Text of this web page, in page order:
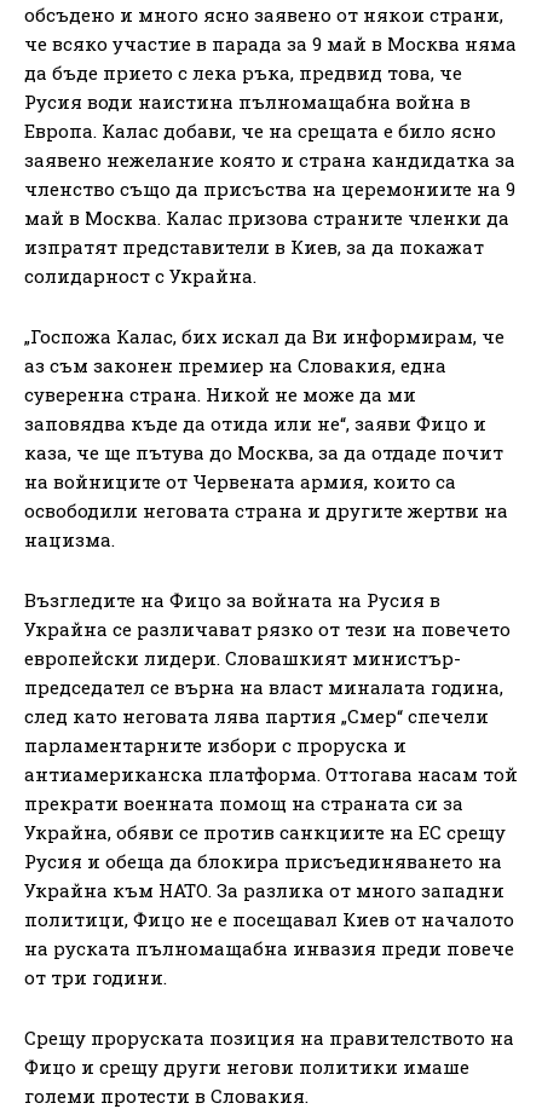
обсъдено и много ясно заявено от някои страни,
че всяко участие в парада за 9 май в Москва няма
да бъде прието с лека ръка, предвид това, че
Русия води наистина пълномащабна война в
Европа. Калас добави, че на срещата е било ясно
заявено нежелание която и страна кандидатка за
членство също да присъства на церемониите на 9
май в Москва. Калас призова страните членки да
изпратят представители в Киев, за да покажат
солидарност с Украйна.
„Госпожа Калас, бих искал да Ви информирам, че
аз съм законен премиер на Словакия, една
суверенна страна. Никой не може да ми
заповядва къде да отида или не“, заяви Фицо и
каза, че ще пътува до Москва, за да отдаде почит
на войниците от Червената армия, които са
освободили неговата страна и другите жертви на
нацизма.
Възгледите на Фицо за войната на Русия в
Украйна се различават рязко от тези на повечето
европейски лидери. Словашкият министър-
председател се върна на власт миналата година,
след като неговата лява партия „Смер“ спечели
парламентарните избори с проруска и
антиамериканска платформа. Оттогава насам той
прекрати военната помощ на страната си за
Украйна, обяви се против санкциите на ЕС срещу
Русия и обеща да блокира присъединяването на
Украйна към НАТО. За разлика от много западни
политици, Фицо не е посещавал Киев от началото
на руската пълномащабна инвазия преди повече
от три години.
Срещу проруската позиция на правителството на
Фицо и срещу други негови политики имаше
големи протести в Словакия.